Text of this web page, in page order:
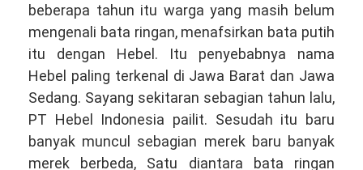
beberapa tahun itu warga yang masih belum
mengenali bata ringan, menafsirkan bata putih
itu dengan Hebel. Itu penyebabnya nama
Hebel paling terkenal di Jawa Barat dan Jawa
Sedang. Sayang sekitaran sebagian tahun lalu,
PT Hebel Indonesia pailit. Sesudah itu baru
banyak muncul sebagian merek baru banyak
merek berbeda, Satu diantara bata ringan